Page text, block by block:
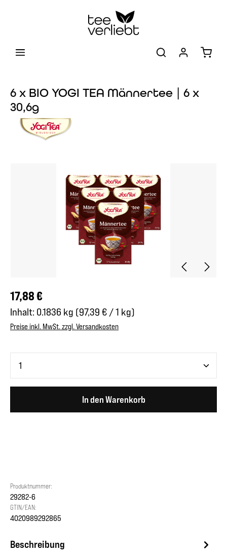
6 x BIO YOGI TEA Männertee | 6 x
30,6g
Regulärer Preis:
17,88 €
Inhalt: 0.1836 kg (97,39 € / 1 kg)
Preise inkl. MwSt. zzgl. Versandkosten
In den Warenkorb
Produktnummer:
29282-6
GTIN/EAN:
4020989292865
Beschreibung